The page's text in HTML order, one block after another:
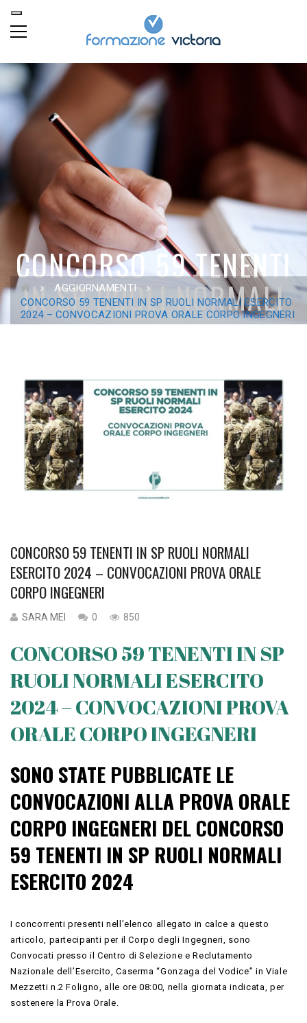
CONCORSO 59 TENENTI
IN SP RUOLI NORMALI
ESERCITO 2024 –
ORALE CORPO
INGEGNERI
AGGIORNAMENTI
CONCORSO 59 TENENTI IN SP RUOLI NORMALI ESERCITO
2024 – CONVOCAZIONI PROVA ORALE CORPO INGEGNERI
CONCORSO 59 TENENTI IN SP RUOLI NORMALI
ESERCITO 2024 – CONVOCAZIONI PROVA ORALE
CORPO INGEGNERI
SARA MEI 0 850
CONCORSO 59 TENENTI IN SP
RUOLI NORMALI ESERCITO
2024 – CONVOCAZIONI PROVA
ORALE CORPO INGEGNERI
SONO STATE PUBBLICATE LE
CONVOCAZIONI ALLA PROVA ORALE
CORPO INGEGNERI DEL CONCORSO
59 TENENTI IN SP RUOLI NORMALI
ESERCITO 2024
I concorrenti presenti nell’elenco allegato in calce a questo
articolo, partecipanti per il Corpo degli Ingegneri, sono
Convocati presso il Centro di Selezione e Reclutamento
Nazionale dell’Esercito, Caserma “Gonzaga del Vodice” in Viale
Mezzetti n.2 Foligno, alle ore 08:00, nella giornata indicata, per
sostenere la Prova Orale.